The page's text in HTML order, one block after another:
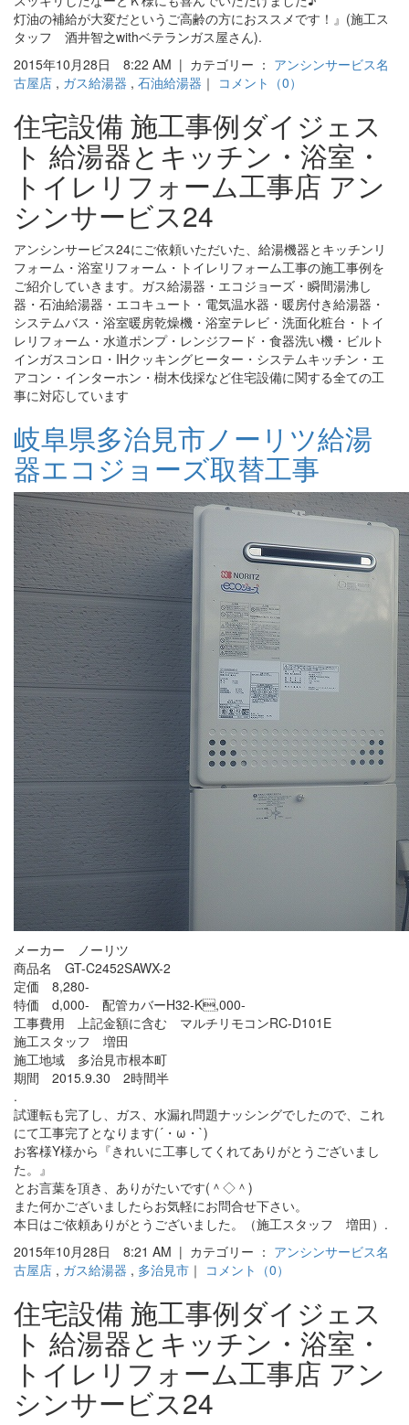
灯油の補給が大変だというご高齢の方におススメです！』(施工ス
タッフ 酒井智之withベテランガス屋さん).
2015年10月28日 8:22 AM | カテゴリー ： アンシンサービス名
古屋店 , ガス給湯器 , 石油給湯器 ｜ コメント（0）
住宅設備 施工事例ダイジェス
ト 給湯器とキッチン・浴室・
トイレリフォーム工事店 アン
シンサービス24
アンシンサービス24にご依頼いただいた、給湯機器とキッチンリ
フォーム・浴室リフォーム・トイレリフォーム工事の施工事例を
ご紹介していきます。ガス給湯器・エコジョーズ・瞬間湯沸し
器・石油給湯器・エコキュート・電気温水器・暖房付き給湯器・
システムバス・浴室暖房乾燥機・浴室テレビ・洗面化粧台・トイ
レリフォーム・水道ポンプ・レンジフード・食器洗い機・ビルト
インガスコンロ・IHクッキングヒーター・システムキッチン・エ
アコン・インターホン・樹木伐採など住宅設備に関する全ての工
事に対応しています
岐阜県多治見市ノーリツ給湯
器エコジョーズ取替工事
メーカー ノーリツ
商品名 GT-C2452SAWX-2
定価 8,280-
特価 d,000- 配管カバーH32-K,000-
工事費用 上記金額に含む マルチリモコンRC-D101E
施工スタッフ 増田
施工地域 多治見市根本町
期間 2015.9.30 2時間半
.
試運転も完了し、ガス、水漏れ問題ナッシングでしたので、これ
にて工事完了となります(´・ω・`)
お客様Y様から『きれいに工事してくれてありがとうございまし
た。』
とお言葉を頂き、ありがたいです(＾◇＾)
また何かございましたらお気軽にお問合せ下さい。
本日はご依頼ありがとうございました。（施工スタッフ 増田）.
2015年10月28日 8:21 AM | カテゴリー ： アンシンサービス名
古屋店 , ガス給湯器 , 多治見市 ｜ コメント（0）
住宅設備 施工事例ダイジェス
ト 給湯器とキッチン・浴室・
トイレリフォーム工事店 アン
シンサービス24